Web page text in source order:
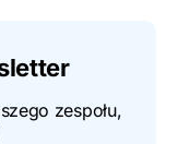
zespołu,